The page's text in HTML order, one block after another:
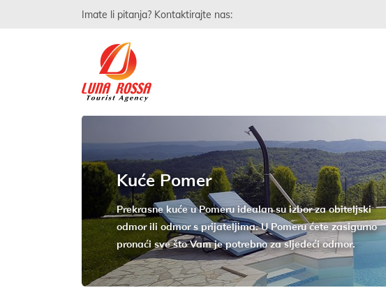
Imate li pitanja? Kontaktirajte nas:
Kuće Pomer
Prekrasne kuće u Pomeru idealan su izbor za obiteljski
odmor ili odmor s prijateljima. U Pomeru ćete zasigurno
pronaći sve što Vam je potrebno za sljedeći odmor.